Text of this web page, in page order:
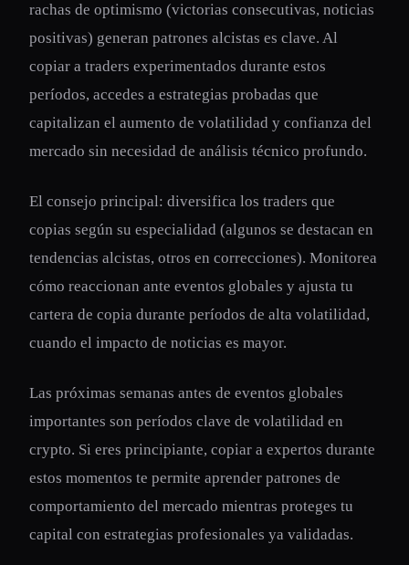
rachas de optimismo (victorias consecutivas, noticias
positivas) generan patrones alcistas es clave. Al
copiar a traders experimentados durante estos
períodos, accedes a estrategias probadas que
capitalizan el aumento de volatilidad y confianza del
mercado sin necesidad de análisis técnico profundo.
El consejo principal: diversifica los traders que
copias según su especialidad (algunos se destacan en
tendencias alcistas, otros en correcciones). Monitorea
cómo reaccionan ante eventos globales y ajusta tu
cartera de copia durante períodos de alta volatilidad,
cuando el impacto de noticias es mayor.
Las próximas semanas antes de eventos globales
importantes son períodos clave de volatilidad en
crypto. Si eres principiante, copiar a expertos durante
estos momentos te permite aprender patrones de
comportamiento del mercado mientras proteges tu
capital con estrategias profesionales ya validadas.